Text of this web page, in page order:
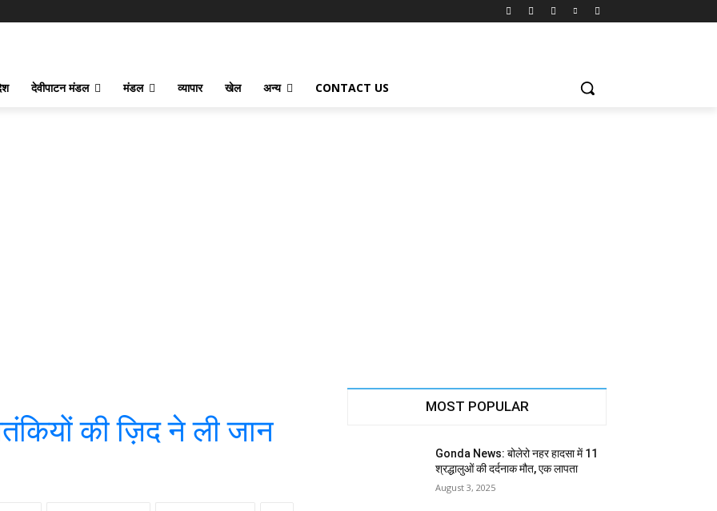
देवीपाटन मंडल मंडल व्यापार खेल अन्य CONTACT US
की ज़िद ने ली जान
MOST POPULAR
Gonda News: बोलेरो नहर हादसा में 11
श्रद्धालुओं की दर्दनाक मौत, एक लापता
August 3, 2025